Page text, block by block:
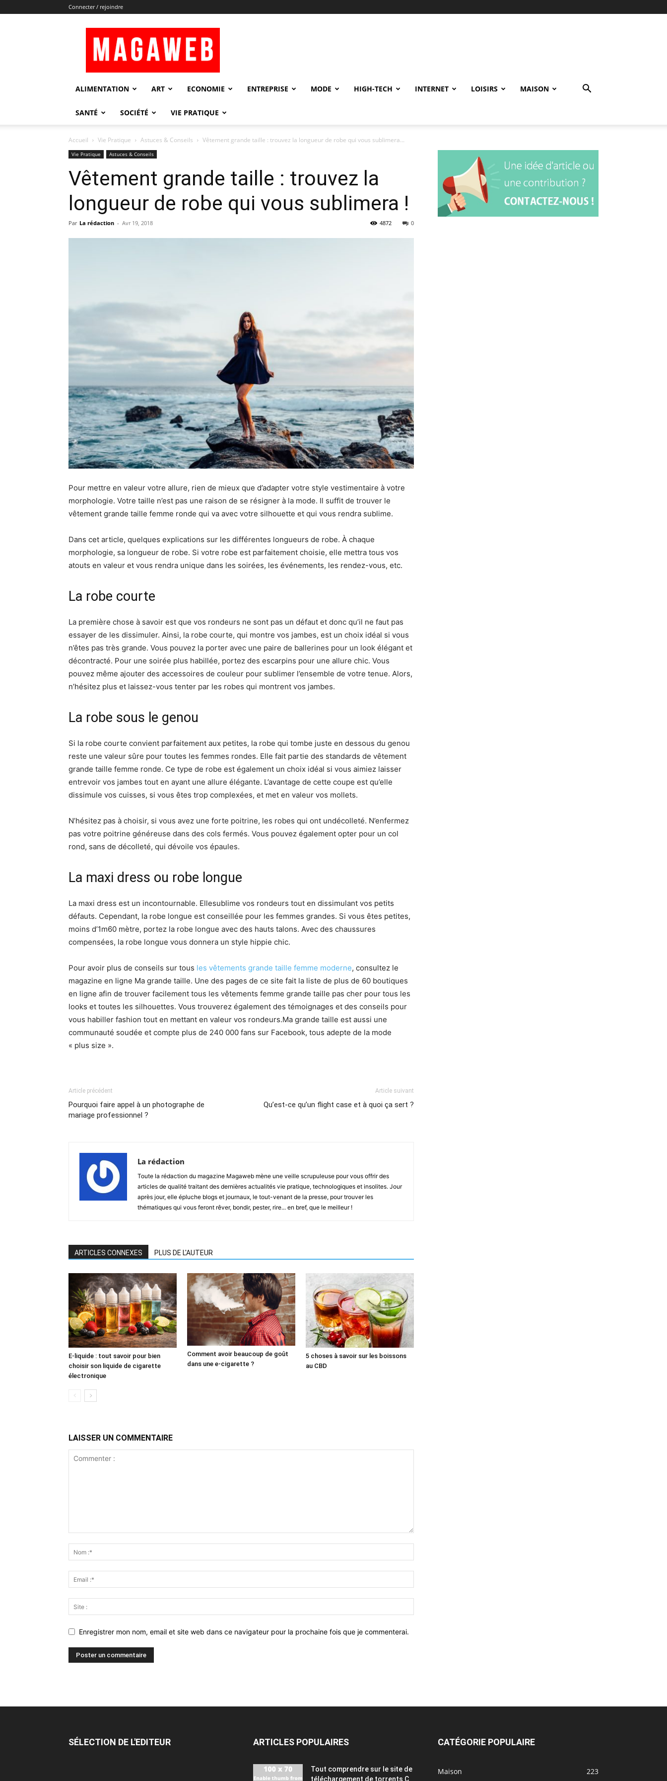
Connecter / rejoindre
ALIMENTATION ART ECONOMIE ENTREPRISE MODE HIGH-TECH INTERNET LOISIRS MAISON
SANTÉ SOCIÉTÉ VIE PRATIQUE
Accueil Vie Pratique Astuces & Conseils Vêtement grande taille : trouvez la longueur de robe qui vous sublimera...
Vie Pratique Astuces & Conseils
Vêtement grande taille : trouvez la
longueur de robe qui vous sublimera !
Par La rédaction - Avr 19, 2018 0
4872
Pour mettre en valeur votre allure, rien de mieux que d’adapter votre style vestimentaire à votre
morphologie. Votre taille n’est pas une raison de se résigner à la mode. Il suffit de trouver le
vêtement grande taille femme ronde qui va avec votre silhouette et qui vous rendra sublime.
Dans cet article, quelques explications sur les différentes longueurs de robe. À chaque
morphologie, sa longueur de robe. Si votre robe est parfaitement choisie, elle mettra tous vos
atouts en valeur et vous rendra unique dans les soirées, les événements, les rendez-vous, etc.
La robe courte
La première chose à savoir est que vos rondeurs ne sont pas un défaut et donc qu’il ne faut pas
essayer de les dissimuler. Ainsi, la robe courte, qui montre vos jambes, est un choix idéal si vous
n’êtes pas très grande. Vous pouvez la porter avec une paire de ballerines pour un look élégant et
décontracté. Pour une soirée plus habillée, portez des escarpins pour une allure chic. Vous
pouvez même ajouter des accessoires de couleur pour sublimer l’ensemble de votre tenue. Alors,
n’hésitez plus et laissez-vous tenter par les robes qui montrent vos jambes.
La robe sous le genou
Si la robe courte convient parfaitement aux petites, la robe qui tombe juste en dessous du genou
reste une valeur sûre pour toutes les femmes rondes. Elle fait partie des standards de vêtement
grande taille femme ronde. Ce type de robe est également un choix idéal si vous aimiez laisser
entrevoir vos jambes tout en ayant une allure élégante. L’avantage de cette coupe est qu’elle
dissimule vos cuisses, si vous êtes trop complexées, et met en valeur vos mollets.
N’hésitez pas à choisir, si vous avez une forte poitrine, les robes qui ont undécolleté. N’enfermez
pas votre poitrine généreuse dans des cols fermés. Vous pouvez également opter pour un col
rond, sans de décolleté, qui dévoile vos épaules.
La maxi dress ou robe longue
La maxi dress est un incontournable. Ellesublime vos rondeurs tout en dissimulant vos petits
défauts. Cependant, la robe longue est conseillée pour les femmes grandes. Si vous êtes petites,
moins d’1m60 mètre, portez la robe longue avec des hauts talons. Avec des chaussures
compensées, la robe longue vous donnera un style hippie chic.
Pour avoir plus de conseils sur tous les vêtements grande taille femme moderne, consultez le
magazine en ligne Ma grande taille. Une des pages de ce site fait la liste de plus de 60 boutiques
en ligne afin de trouver facilement tous les vêtements femme grande taille pas cher pour tous les
looks et toutes les silhouettes. Vous trouverez également des témoignages et des conseils pour
vous habiller fashion tout en mettant en valeur vos rondeurs.Ma grande taille est aussi une
communauté soudée et compte plus de 240 000 fans sur Facebook, tous adepte de la mode
« plus size ».
Article précédent
Pourquoi faire appel à un photographe de
mariage professionnel ?
Article suivant
Qu’est-ce qu’un flight case et à quoi ça sert ?
La rédaction
Toute la rédaction du magazine Magaweb mène une veille scrupuleuse pour vous offrir des
articles de qualité traitant des dernières actualités vie pratique, technologiques et insolites. Jour
après jour, elle épluche blogs et journaux, le tout-venant de la presse, pour trouver les
thématiques qui vous feront rêver, bondir, pester, rire... en bref, que le meilleur !
ARTICLES CONNEXES PLUS DE L'AUTEUR
E-liquide : tout savoir pour bien
choisir son liquide de cigarette
électronique
Comment avoir beaucoup de goût
dans une e-cigarette ?
5 choses à savoir sur les boissons
au CBD
LAISSER UN COMMENTAIRE
Enregistrer mon nom, email et site web dans ce navigateur pour la prochaine fois que je commenterai.
SÉLECTION DE L'EDITEUR ARTICLES POPULAIRES
Tout comprendre sur le site de
téléchargement de torrents C
CATÉGORIE POPULAIRE
Maison 223